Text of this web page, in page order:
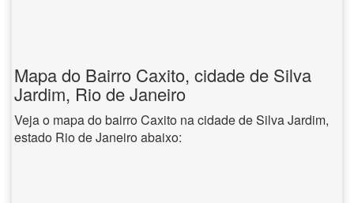
Mapa do Bairro Caxito, cidade de Silva
Jardim, Rio de Janeiro
Veja o mapa do bairro Caxito na cidade de Silva Jardim,
estado Rio de Janeiro abaixo: